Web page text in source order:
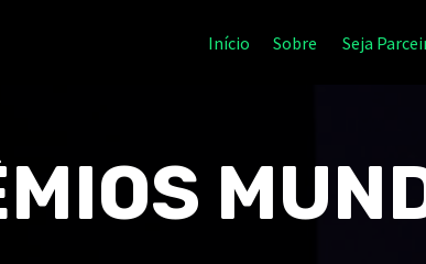
Início Sobre Seja